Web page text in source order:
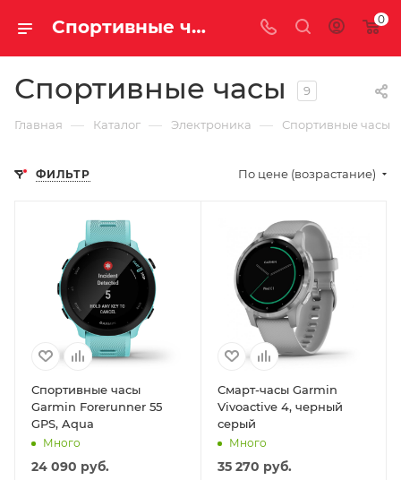
Спортивные часы купить недорого с доставкой 0
Спортивные часы 9
Главная — Каталог — Электроника — Спортивные часы
ФИЛЬТР По цене (возрастание)
Спортивные часы
Garmin Forerunner 55
GPS, Aqua
Много
24 090 руб.
Смарт-часы Garmin
Vivoactive 4, черный
серый
Много
35 270 руб.